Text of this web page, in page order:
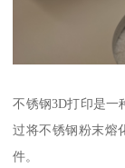
不锈钢3D打印是一
过将不锈钢粉末熔
件。